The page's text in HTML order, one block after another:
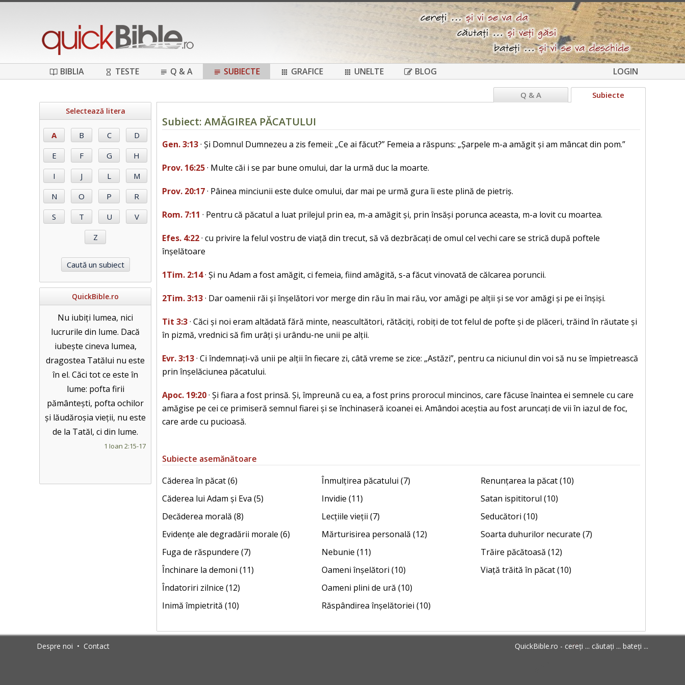
BIBLIA TESTE Q & A SUBIECTE GRAFICE UNELTE BLOG LOGIN
Selectează litera
QuickBible.ro
Nu iubiți lumea, nici
lucrurile din lume. Dacă
iubește cineva lumea,
dragostea Tatălui nu este
în el. Căci tot ce este în
lume: pofta firii
pământești, pofta ochilor
și lăudăroșia vieții, nu este
de la Tatăl, ci din lume.
1 Ioan 2:15-17
Subiecte
Q & A
Subiect: AMĂGIREA PĂCATULUI
Gen. 3:13· Și Domnul Dumnezeu a zis femeii: „Ce ai făcut?” Femeia a răspuns: „Șarpele m-a amăgit și am mâncat din pom.”
Prov. 16:25· Multe căi i se par bune omului, dar la urmă duc la moarte.
Prov. 20:17· Pâinea minciunii este dulce omului, dar mai pe urmă gura îi este plină de pietriș.
Rom. 7:11 · Pentru că păcatul a luat prilejul prin ea, m-a amăgit și, prin însăși porunca aceasta, m-a lovit cu moartea.
Efes. 4:22· cu privire la felul vostru de viață din trecut, să vă dezbrăcați de omul cel vechi care se strică după poftele
înșelătoare
1Tim. 2:14· Și nu Adam a fost amăgit, ci femeia, fiind amăgită, s-a făcut vinovată de călcarea poruncii.
2Tim. 3:13· Dar oamenii răi și înșelători vor merge din rău în mai rău, vor amăgi pe alții și se vor amăgi și pe ei înșiși.
Tit 3:3· Căci și noi eram altădată fără minte, neascultători, rătăciți, robiți de tot felul de pofte și de plăceri, trăind în răutate și
în pizmă, vrednici să fim urâți și urându-ne unii pe alții.
Evr. 3:13· Ci îndemnați-vă unii pe alții în fiecare zi, câtă vreme se zice: „Astăzi”, pentru ca niciunul din voi să nu se împietrească
prin înșelăciunea păcatului.
Apoc. 19:20· Și fiara a fost prinsă. Și, împreună cu ea, a fost prins prorocul mincinos, care făcuse înaintea ei semnele cu care
amăgise pe cei ce primiseră semnul fiarei și se închinaseră icoanei ei. Amândoi aceștia au fost aruncați de vii în iazul de foc,
care arde cu pucioasă.
Subiecte asemănătoare
Căderea în păcat (6)
Căderea lui Adam și Eva (5)
Decăderea morală (8)
Evidențe ale degradării morale (6)
Fuga de răspundere (7)
Închinare la demoni (11)
Îndatoriri zilnice (12)
Inimă împietrită (10)
Înmulțirea păcatului (7)
Invidie (11)
Lecțiile vieții (7)
Mărturisirea personală (12)
Nebunie (11)
Oameni înșelători (10)
Oameni plini de ură (10)
Răspândirea înșelătoriei (10)
Renunțarea la păcat (10)
Satan ispititorul (10)
Seducători (10)
Soarta duhurilor necurate (7)
Trăire păcătoasă (12)
Viață trăită în păcat (10)
Despre noi • Contact QuickBible.ro - cereți ... căutați ... bateți ...